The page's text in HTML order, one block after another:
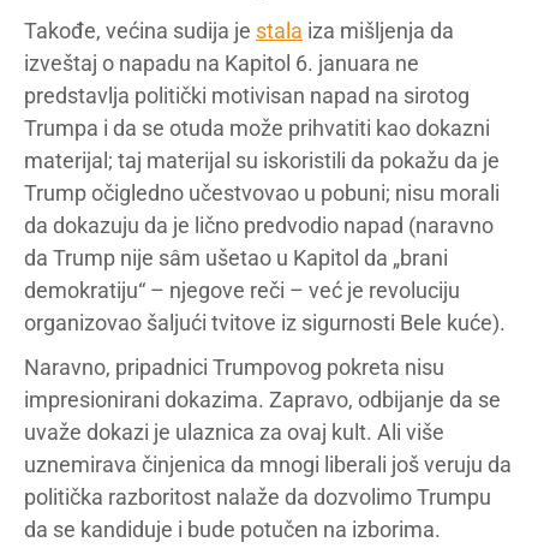
Takođe, većina sudija je stala iza mišljenja da
izveštaj o napadu na Kapitol 6. januara ne
predstavlja politički motivisan napad na sirotog
Trumpa i da se otuda može prihvatiti kao dokazni
materijal; taj materijal su iskoristili da pokažu da je
Trump očigledno učestvovao u pobuni; nisu morali
da dokazuju da je lično predvodio napad (naravno
da Trump nije sâm ušetao u Kapitol da „brani
demokratiju“ – njegove reči – već je revoluciju
organizovao šaljući tvitove iz sigurnosti Bele kuće).
Naravno, pripadnici Trumpovog pokreta nisu
impresionirani dokazima. Zapravo, odbijanje da se
uvaže dokazi je ulaznica za ovaj kult. Ali više
uznemirava činjenica da mnogi liberali još veruju da
politička razboritost nalaže da dozvolimo Trumpu
da se kandiduje i bude potučen na izborima.